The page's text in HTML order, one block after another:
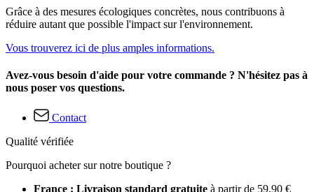
Grâce à des mesures écologiques concrètes, nous contribuons à
réduire autant que possible l'impact sur l'environnement.
Vous trouverez ici de plus amples informations.
Avez-vous besoin d'aide pour votre commande ? N'hésitez pas à
nous poser vos questions.
Contact
Qualité vérifiée
Pourquoi acheter sur notre boutique ?
France : Livraison standard gratuite à partir de 59,90 €